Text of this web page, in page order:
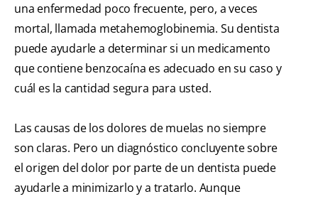
una enfermedad poco frecuente, pero, a veces
mortal, llamada metahemoglobinemia. Su dentista
puede ayudarle a determinar si un medicamento
que contiene benzocaína es adecuado en su caso y
cuál es la cantidad segura para usted.
Las causas de los dolores de muelas no siempre
son claras. Pero un diagnóstico concluyente sobre
el origen del dolor por parte de un dentista puede
ayudarle a minimizarlo y a tratarlo. Aunque